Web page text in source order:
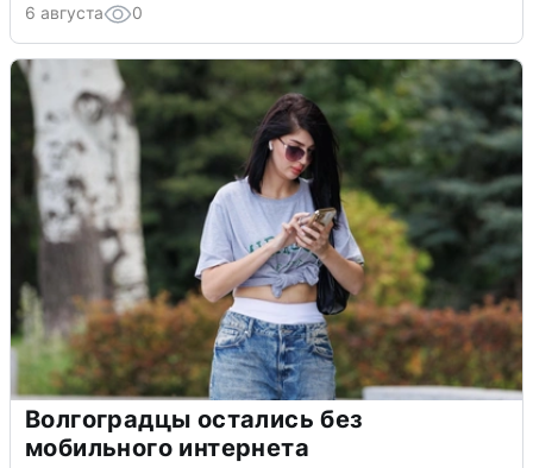
6 августа 0
Волгоградцы остались без
мобильного интернета